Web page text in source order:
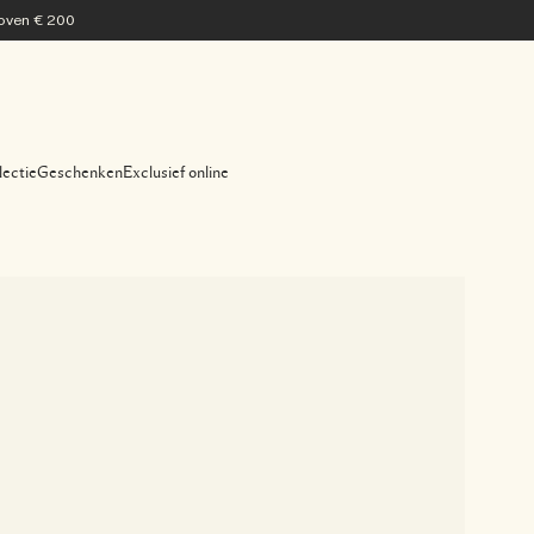
€ 200
GeschenkenExclusief online